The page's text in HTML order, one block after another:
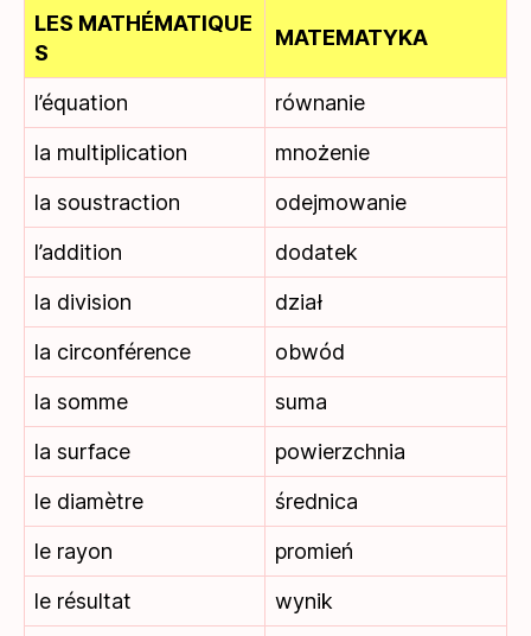
LES MATHÉMATIQUE
S
MATEMATYKA
l’équation
równanie
la multiplication
mnożenie
la soustraction
odejmowanie
l’addition
dodatek
la division
dział
la circonférence
obwód
la somme
suma
la surface
powierzchnia
le diamètre
średnica
le rayon
promień
le résultat
wynik